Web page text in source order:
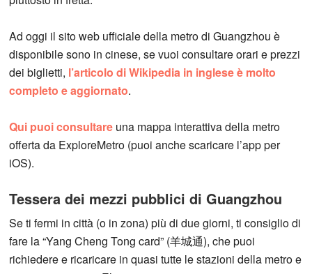
Ad oggi il sito web ufficiale della metro di Guangzhou è
disponibile sono in cinese, se vuoi consultare orari e prezzi
dei biglietti, l’articolo di Wikipedia in inglese è molto
completo e aggiornato.
Qui puoi consultare una mappa interattiva della metro
offerta da ExploreMetro (puoi anche scaricare l’app per
iOS).
Tessera dei mezzi pubblici di Guangzhou
Se ti fermi in città (o in zona) più di due giorni, ti consiglio di
fare la “Yang Cheng Tong card” (羊城通), che puoi
richiedere e ricaricare in quasi tutte le stazioni della metro e